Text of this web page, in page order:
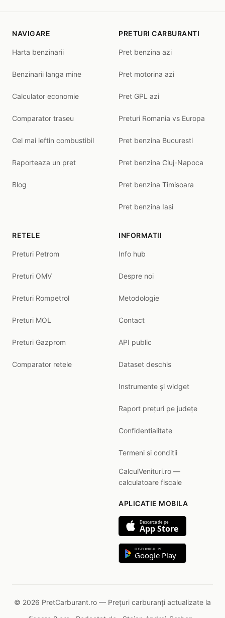
NAVIGARE
Harta benzinarii
Benzinarii langa mine
Calculator economie
Comparator traseu
Cel mai ieftin combustibil
Raporteaza un pret
Blog
PRETURI CARBURANTI
Pret benzina azi
Pret motorina azi
Pret GPL azi
Preturi Romania vs Europa
Pret benzina Bucuresti
Pret benzina Cluj-Napoca
Pret benzina Timisoara
Pret benzina Iasi
RETELE
Preturi Petrom
Preturi OMV
Preturi Rompetrol
Preturi MOL
Preturi Gazprom
Comparator retele
INFORMATII
Info hub
Despre noi
Metodologie
Contact
API public
Dataset deschis
Instrumente și widget
Raport prețuri pe județe
Confidentialitate
Termeni si conditii
CalculVenituri.ro —
calculatoare fiscale
APLICATIE MOBILA
Descarca de pe
App Store
DISPONIBIL PE
Google Play
© 2026 PretCarburant.ro — Prețuri carburanți actualizate la